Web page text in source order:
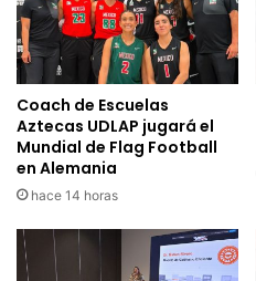
Coach de Escuelas
Aztecas UDLAP jugará el
Mundial de Flag Football
en Alemania
hace 14 horas